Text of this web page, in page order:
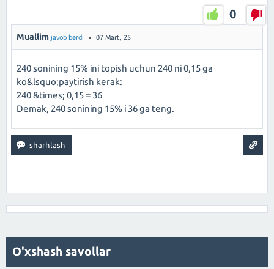
0
Muallim javob berdi 07 Mart, 25
240 sonining 15% ini topish uchun 240 ni 0,15 ga
ko&lsquo;paytirish kerak:
240 &times; 0,15 = 36
Demak, 240 sonining 15% i 36 ga teng.
O'xshash savollar